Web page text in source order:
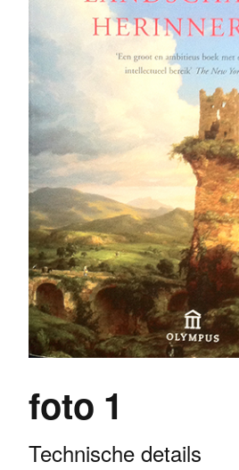
foto 1
Technische details